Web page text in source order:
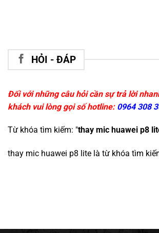
HỎI - ĐÁP
Đối với những câu hỏi cần sự trả lời
khách vui lòng gọi số hotline: 0964 308
Từ khóa tìm kiếm: "thay mic huawei p8
thay mic huawei p8 lite là từ khóa tìm